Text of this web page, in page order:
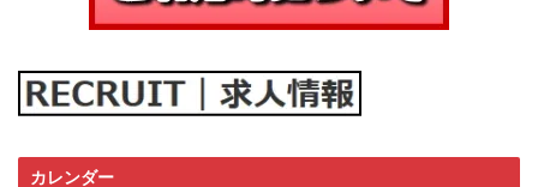
カレンダー